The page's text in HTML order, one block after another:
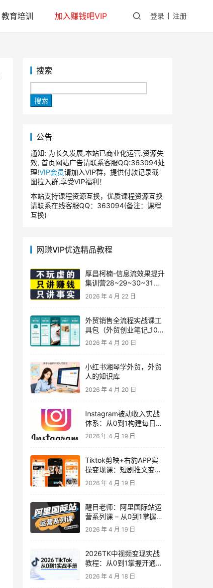
教育培训 加入赚钱吧VIP 登录 注册
搜索
搜索
公告
通知: 为长久发展,本站已商业化运营.资源失
效, 首页网站广告请联系客服QQ:363094处
理!VIP会员请加入VIP群，提供付款记录截
图拉入群,享受VIP福利！
本站支持课程资源互换，优质课程资源互换
请联系在线客服QQ：363094(备注：课程
互换)
网赚VIP优选精品教程
厚昌柯楠-信息流效果提升
集训营28~29~30~31
期，智能投放·巨量AD/百
度优化·AI提效指南
2026 年 4 月 22 日
外贸销售全流程实战课工
具包（外贸创业笔记_10年
外贸经验）
2026 年 4 月 20 日
小红书湘琴学外贸，外贸
人的知识库
2026 年 4 月 20 日
Instagram被动收入实战
体系：从0到1构建每日盈
利的自动销售漏斗
2026 年 4 月 19 日
Tiktok剪映+右豹APP实
操变现课：短剧推文变现
全教程来了！
2026 年 4 月 19 日
醒目老师：阿里国际站运
营系列课 – 从0到1掌握平
台运营核心技巧
2026 年 4 月 19 日
2026TK中视频变现实战
教程：从0到1掌握开通、
养号、剪辑到变现，新手
副业首选
2026 年 4 月 18 日